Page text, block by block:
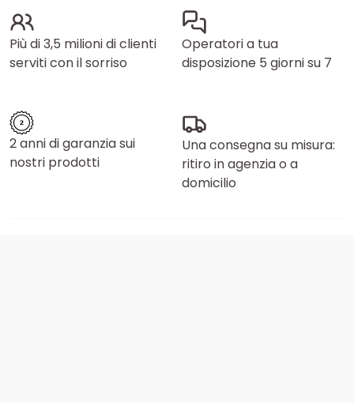
Più di 3,5 milioni di clienti
serviti con il sorriso
Operatori a tua
disposizione 5 giorni su 7
2 anni di garanzia sui
nostri prodotti
Una consegna su misura:
ritiro in agenzia o a
domicilio